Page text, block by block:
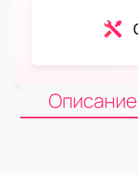
Описание